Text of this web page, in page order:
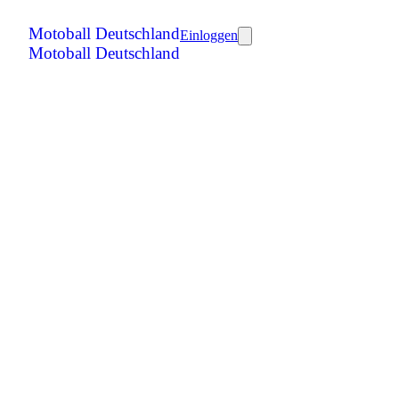
Motoball Deutschland
Motoball Deutschland
Einloggen